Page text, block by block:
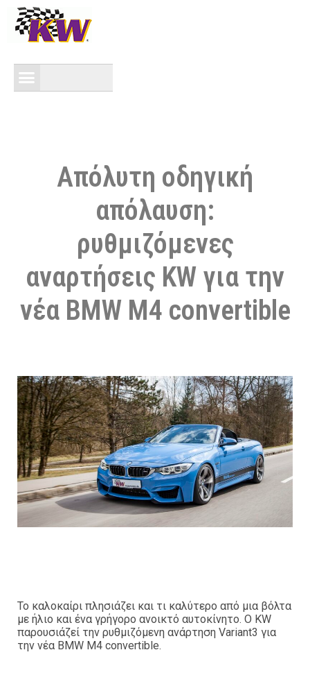
Απόλυτη οδηγική
απόλαυση:
ρυθμιζόμενες
αναρτήσεις KW για την
νέα BMW M4 convertible
Το καλοκαίρι πλησιάζει και τι καλύτερο από μια βόλτα
με ήλιο και ένα γρήγορο ανοικτό αυτοκίνητο. Ο KW
παρουσιάζεί την ρυθμιζόμενη ανάρτηση Variant3 για
την νέα BMW M4 convertible.